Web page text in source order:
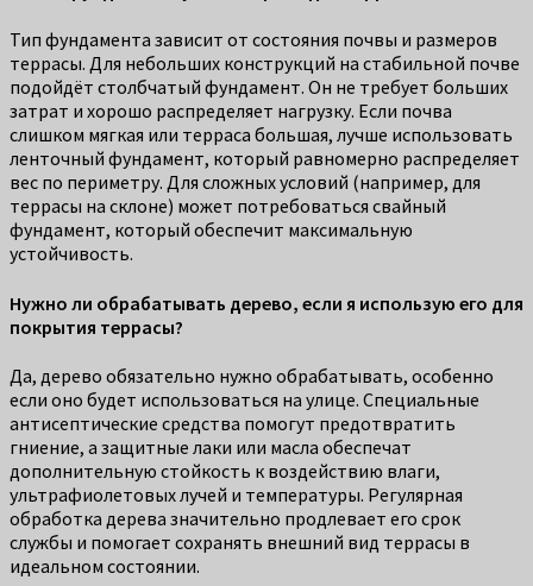
Тип фундамента зависит от состояния почвы и размеров
террасы. Для небольших конструкций на стабильной почве
подойдёт столбчатый фундамент. Он не требует больших
затрат и хорошо распределяет нагрузку. Если почва
слишком мягкая или терраса большая, лучше использовать
ленточный фундамент, который равномерно распределяет
вес по периметру. Для сложных условий (например, для
террасы на склоне) может потребоваться свайный
фундамент, который обеспечит максимальную
устойчивость.
Нужно ли обрабатывать дерево, если я использую его для
покрытия террасы?
Да, дерево обязательно нужно обрабатывать, особенно
если оно будет использоваться на улице. Специальные
антисептические средства помогут предотвратить
гниение, а защитные лаки или масла обеспечат
дополнительную стойкость к воздействию влаги,
ультрафиолетовых лучей и температуры. Регулярная
обработка дерева значительно продлевает его срок
службы и помогает сохранять внешний вид террасы в
идеальном состоянии.